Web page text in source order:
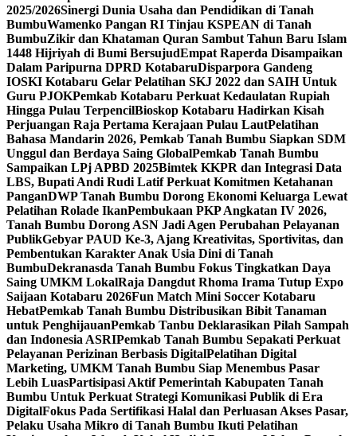
2025/2026Sinergi Dunia Usaha dan Pendidikan di Tanah
BumbuWamenko Pangan RI Tinjau KSPEAN di Tanah
BumbuZikir dan Khataman Quran Sambut Tahun Baru Islam
1448 Hijriyah di Bumi BersujudEmpat Raperda Disampaikan
Dalam Paripurna DPRD KotabaruDisparpora Gandeng
IOSKI Kotabaru Gelar Pelatihan SKJ 2022 dan SAIH Untuk
Guru PJOKPemkab Kotabaru Perkuat Kedaulatan Rupiah
Hingga Pulau TerpencilBioskop Kotabaru Hadirkan Kisah
Perjuangan Raja Pertama Kerajaan Pulau LautPelatihan
Bahasa Mandarin 2026, Pemkab Tanah Bumbu Siapkan SDM
Unggul dan Berdaya Saing GlobalPemkab Tanah Bumbu
Sampaikan LPj APBD 2025Bimtek KKPR dan Integrasi Data
LBS, Bupati Andi Rudi Latif Perkuat Komitmen Ketahanan
PanganDWP Tanah Bumbu Dorong Ekonomi Keluarga Lewat
Pelatihan Rolade IkanPembukaan PKP Angkatan IV 2026,
Tanah Bumbu Dorong ASN Jadi Agen Perubahan Pelayanan
PublikGebyar PAUD Ke-3, Ajang Kreativitas, Sportivitas, dan
Pembentukan Karakter Anak Usia Dini di Tanah
BumbuDekranasda Tanah Bumbu Fokus Tingkatkan Daya
Saing UMKM LokalRaja Dangdut Rhoma Irama Tutup Expo
Saijaan Kotabaru 2026Fun Match Mini Soccer Kotabaru
HebatPemkab Tanah Bumbu Distribusikan Bibit Tanaman
untuk PenghijauanPemkab Tanbu Deklarasikan Pilah Sampah
dan Indonesia ASRIPemkab Tanah Bumbu Sepakati Perkuat
Pelayanan Perizinan Berbasis DigitalPelatihan Digital
Marketing, UMKM Tanah Bumbu Siap Menembus Pasar
Lebih LuasPartisipasi Aktif Pemerintah Kabupaten Tanah
Bumbu Untuk Perkuat Strategi Komunikasi Publik di Era
DigitalFokus Pada Sertifikasi Halal dan Perluasan Akses Pasar,
Pelaku Usaha Mikro di Tanah Bumbu Ikuti Pelatihan